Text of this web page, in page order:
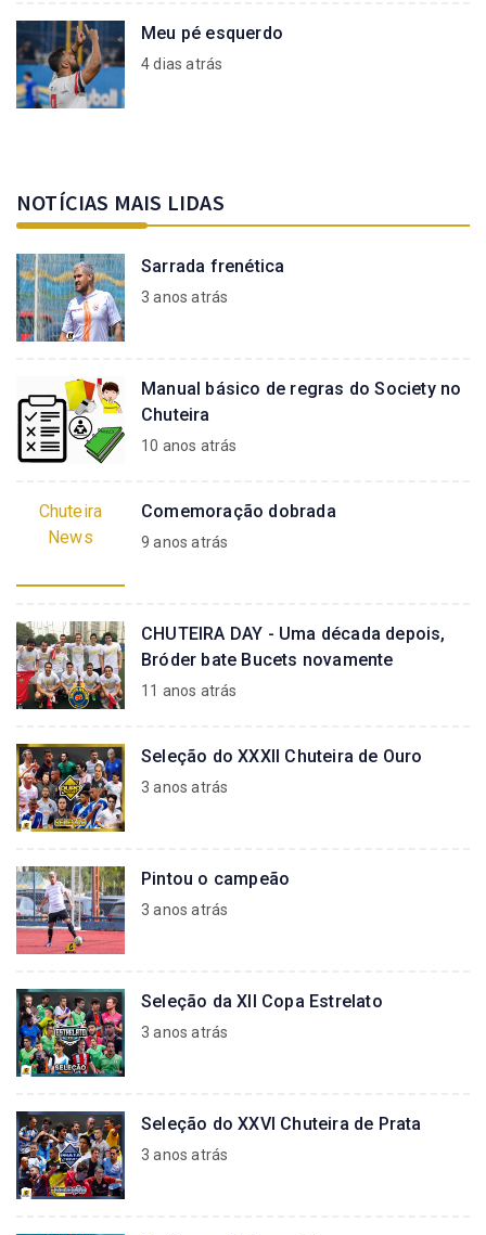
Meu pé esquerdo
4 dias atrás
NOTÍCIAS MAIS LIDAS
Sarrada frenética
3 anos atrás
Manual básico de regras do Society no
Chuteira
10 anos atrás
Chuteira
News
Comemoração dobrada
9 anos atrás
CHUTEIRA DAY - Uma década depois,
Bróder bate Bucets novamente
11 anos atrás
Seleção do XXXII Chuteira de Ouro
3 anos atrás
Pintou o campeão
3 anos atrás
Seleção da XII Copa Estrelato
3 anos atrás
Seleção do XXVI Chuteira de Prata
3 anos atrás